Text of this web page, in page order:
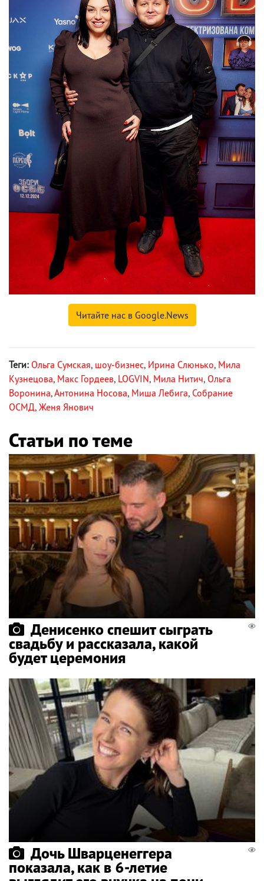
Читайте нас в Google.News
Теги: Ольга Сумская, шоу-бизнес, Ирина Слюнько, Мила
Кузнецова, Макс Гордеев, LOGVIN, Мила Нитич, Ольга
Воронина,Антонина Носова, Миша Лебига, Собрание
ОСМД, Женя Янович
Статьи по теме
Денисенко спешит сыграть
свадьбу и рассказала, какой
будет церемония
Дочь Шварценеггера
показала, как в 6-летие